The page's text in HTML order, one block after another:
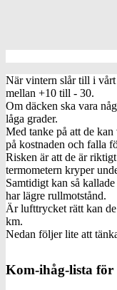
När vintern slår till i vårt
mellan +10 till - 30.
Om däcken ska vara
låga grader.
Med tanke på att de
på kostnaden och falla
Risken är att de är
termometern kryper
Samtidigt kan så
har lägre rullmotstånd.
Är lufttrycket rätt kan
km.
Nedan följer lite att
Kom-ihåg-lista för